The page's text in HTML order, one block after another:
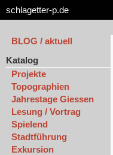
schlagetter-p.de
BLOG / aktuell
Katalog
Projekte
Topographien
Jahrestage Giessen
Lesung / Vortrag
Spielend
Stadtführung
Exkursion